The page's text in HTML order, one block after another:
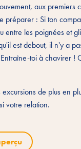
aux
préparer : Si ton
les poignées et
est debout, il n'y a
toi à chavirer !
de plus en
votre relation.